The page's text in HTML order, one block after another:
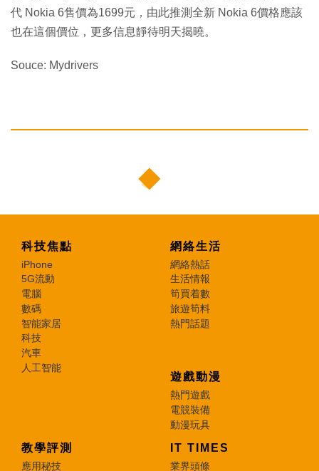
代 Nokia 6售價為1699元，由此推測全新 Nokia 6價格應該
也在這個價位，更多信息靜待明天揭曉。
Souce: Mydrivers
科技焦點
iPhone
5G流動
電腦
數碼
智能家居
科技
汽車
人工智能
網絡生活
網絡熱話
生活情報
筍買着數
旅遊筍料
熱門話題
遊戲動漫
熱門遊戲
電競裝備
動漫玩具
教學評測
應用秘技
IT TIMES
業界頭條